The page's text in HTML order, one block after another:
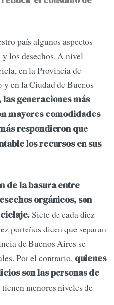
país algunos aspectos
los desechos. A nivel
en la Provincia de
en la Ciudad de Buenos
las generaciones más
mayores comodidades
respondieron que
los recursos en sus
de la basura entre
orgánicos, son
Siete de cada diez
porteños dicen que separan
de Buenos Aires se
Por el contrario, quienes
son las personas de
menores niveles de